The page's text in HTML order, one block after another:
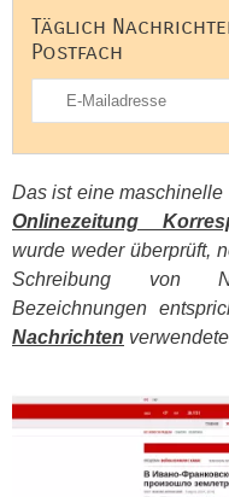
Täglich
Postfach
Das ist eine
Onlinezeitung
wurde weder überprüft,
Schreibung von
Bezeichnungen
Nachrichten